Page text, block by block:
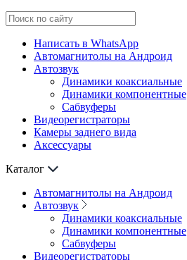
Написать в WhatsApp
Автомагнитолы на Андроид
Автозвук
Динамики коаксиальные
Динамики компонентные
Сабвуферы
Видеорегистраторы
Камеры заднего вида
Аксессуары
Каталог
Автомагнитолы на Андроид
Автозвук
Динамики коаксиальные
Динамики компонентные
Сабвуферы
Видеорегистраторы